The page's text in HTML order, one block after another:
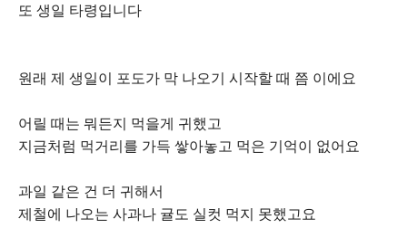
또 생일 타령입니다
원래 제 생일이 포도가 막 나오기 시작할 때 쯤 이에요
어릴 때는 뭐든지 먹을게 귀했고
지금처럼 먹거리를 가득 쌓아놓고 먹은 기억이 없어요
과일 같은 건 더 귀해서
제철에 나오는 사과나 귤도 실컷 먹지 못했고요